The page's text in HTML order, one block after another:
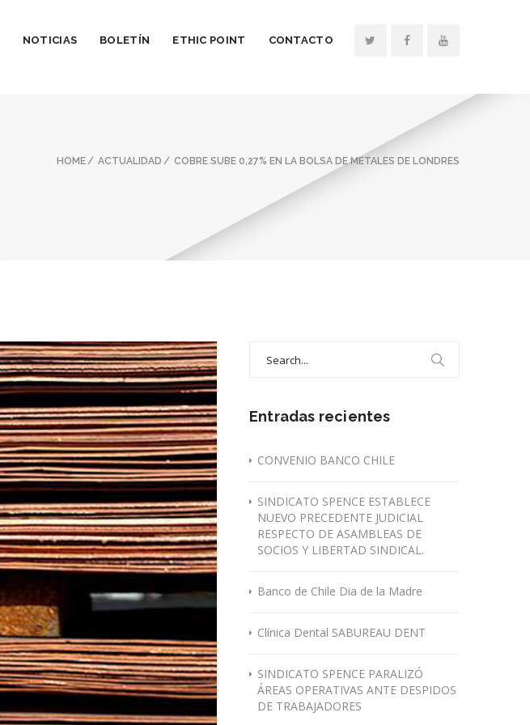
NOTICIAS BOLETÍN ETHIC POINT CONTACTO
HOME ACTUALIDAD COBRE SUBE 0,27% EN LA BOLSA DE METALES DE LONDRES
Entradas recientes
CONVENIO BANCO CHILE
SINDICATO SPENCE ESTABLECE
NUEVO PRECEDENTE JUDICIAL
RESPECTO DE ASAMBLEAS DE
SOCIOS Y LIBERTAD SINDICAL.
Banco de Chile Dia de la Madre
Clínica Dental SABUREAU DENT
SINDICATO SPENCE PARALIZÓ
ÁREAS OPERATIVAS ANTE DESPIDOS
DE TRABAJADORES